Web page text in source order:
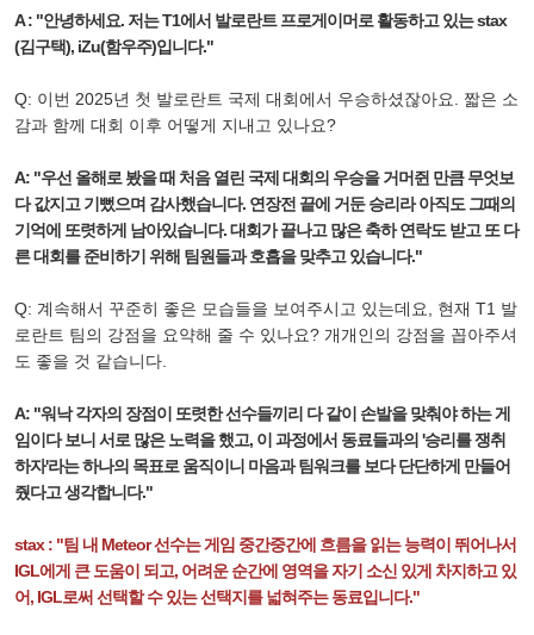
A : "안녕하세요. 저는 T1에서 발로란트 프로게이머로 활동하고 있는 stax
(김구택), iZu(함우주)입니다."
Q: 이번 2025년 첫 발로란트 국제 대회에서 우승하셨잖아요. 짧은 소
감과 함께 대회 이후 어떻게 지내고 있나요?
A: "우선 올해로 봤을 때 처음 열린 국제 대회의 우승을 거머쥔 만큼 무엇보
다 값지고 기뻤으며 감사했습니다. 연장전 끝에 거둔 승리라 아직도 그때의
기억에 또렷하게 남아있습니다. 대회가 끝나고 많은 축하 연락도 받고 또 다
른 대회를 준비하기 위해 팀원들과 호흡을 맞추고 있습니다."
Q: 계속해서 꾸준히 좋은 모습들을 보여주시고 있는데요, 현재 T1 발
로란트 팀의 강점을 요약해 줄 수 있나요? 개개인의 강점을 꼽아주셔
도 좋을 것 같습니다.
A: "워낙 각자의 장점이 또렷한 선수들끼리 다 같이 손발을 맞춰야 하는 게
임이다 보니 서로 많은 노력을 했고, 이 과정에서 동료들과의 '승리를 쟁취
하자'라는 하나의 목표로 움직이니 마음과 팀워크를 보다 단단하게 만들어
줬다고 생각합니다."
stax : "팀 내 Meteor 선수는 게임 중간중간에 흐름을 읽는 능력이 뛰어나서
IGL에게 큰 도움이 되고, 어려운 순간에 영역을 자기 소신 있게 차지하고 있
어, IGL로써 선택할 수 있는 선택지를 넓혀주는 동료입니다."